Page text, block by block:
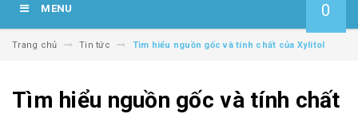
MENU 0
Trang chủ Tin tức Tìm hiểu nguồn gốc và tính chất của Xylitol
Tìm hiểu nguồn gốc và tính chất